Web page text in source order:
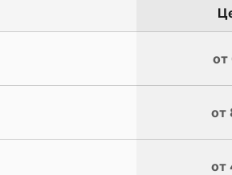
от
от
от